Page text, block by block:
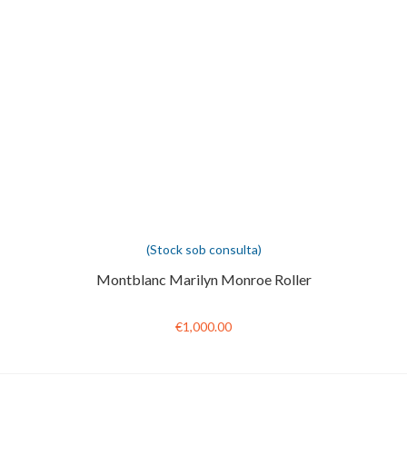
(Stock sob consulta)
Montblanc Marilyn Monroe Roller
€1,000.00